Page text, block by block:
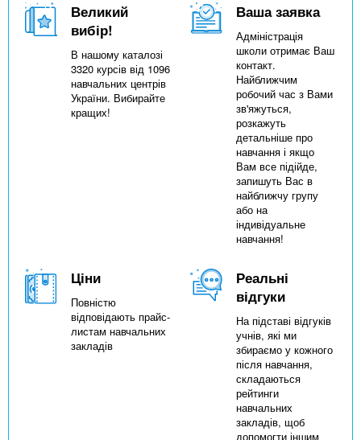
Великий
вибір!
В нашому каталозі
3320 курсів від 1096
навчальних центрів
України. Вибирайте
кращих!
Ваша заявка
Адміністрація
школи отримає Ваш
контакт.
Найближчим
робочий час з Вами
зв'яжуться,
розкажуть
детальніше про
навчання і якщо
Вам все підійде,
запишуть Вас в
найближчу групу
або на
індивідуальне
навчання!
Ціни
Повністю
відповідають прайс-
листам навчальних
закладів
Реальні
відгуки
На підставі відгуків
учнів, які ми
збираємо у кожного
після навчання,
складаються
рейтинги
навчальних
закладів, щоб
допомогти іншим